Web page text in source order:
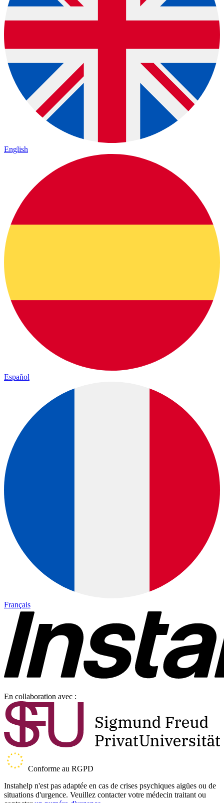
English
Español
Français
En collaboration avec :
Conforme au RGPD
Instahelp n'est pas adaptée en cas de crises psychiques aigües ou de
situations d'urgence. Veuillez contacter votre médecin traitant ou